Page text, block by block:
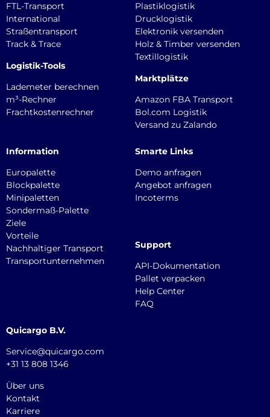
FTL-Transport
International
Straßentransport
Track & Trace
Logistik-Tools
Lademeter berechnen
m³-Rechner
Frachtkostenrechner
Plastiklogistik
Drucklogistik
Elektronik versenden
Holz & Timber versenden
Textillogistik
Marktplätze
Amazon FBA Transport
Bol.com Logistik
Versand zu Zalando
Information
Europalette
Blockpalette
Minipaletten
Sondermaß-Palette
Ziele
Vorteile
Nachhaltiger Transport
Transportunternehmen
Smarte Links
Demo anfragen
Angebot anfragen
Incoterms
Support
API-Dokumentation
Pallet verpacken
Help Center
FAQ
Quicargo B.V.
Service@quicargo.com
+31 13 808 1346
Über uns
Kontakt
Karriere